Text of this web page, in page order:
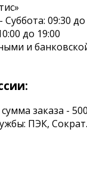
09:30 до
до 19:00
и
заказа -
ПЭК, Сократ.